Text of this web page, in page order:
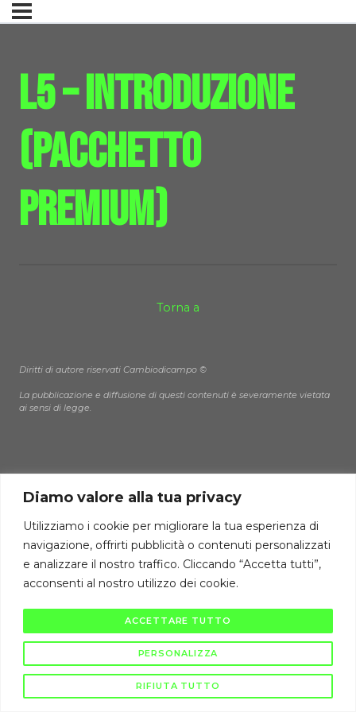
Diamo valore alla tua privacy
Utilizziamo i cookie per migliorare la tua esperienza di
navigazione, offrirti pubblicità o contenuti personalizzati
e analizzare il nostro traffico. Cliccando “Accetta tutti”,
acconsenti al nostro utilizzo dei cookie.
PERSONALIZZA
RIFIUTA TUTTO
ACCETTARE TUTTO
L5 – Introduzione
(pacchetto
premium)
Torna a
Diritti di autore riservati Cambiodicampo ©
La pubblicazione e diffusione di questi contenuti è severamente vietata
ai sensi di legge.